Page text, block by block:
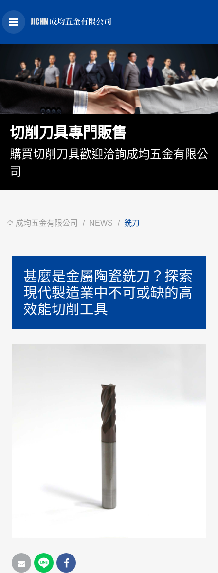
切削刀具專門販售
購買切削刀具歡迎洽詢成均五金有限公
司
成均五金有限公司 NEWS 銑刀
甚麼是金屬陶瓷銑刀？探索
現代製造業中不可或缺的高
效能切削工具